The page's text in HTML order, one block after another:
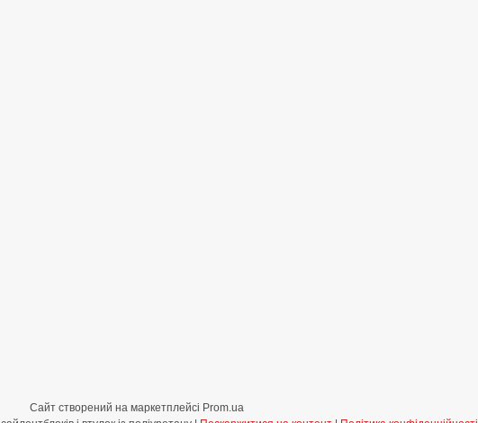
Сайт створений на маркетплейсі Prom.ua